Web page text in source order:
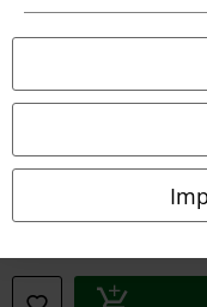
Legge sulla Privacy
Smaltimento rifiuti e
Dichiarazione di
Informazioni
Impostazioni cookie
Esercita Recesso